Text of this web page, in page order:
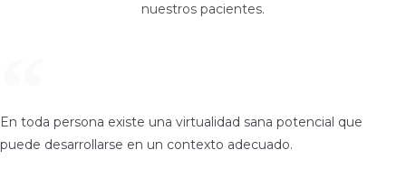
nuestros pacientes.
En toda persona existe una virtualidad sana potencial que
puede desarrollarse en un contexto adecuado.